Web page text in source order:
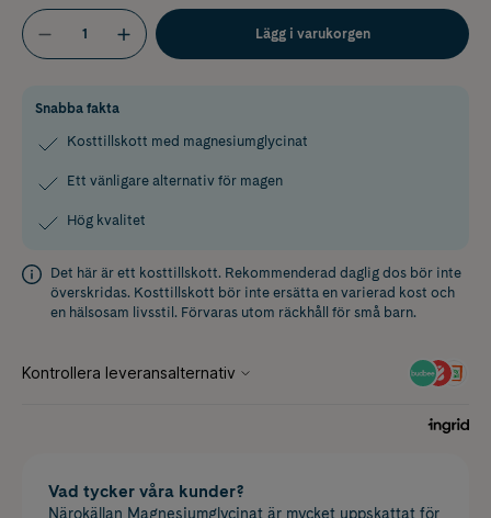
Lägg i varukorgen
Snabba fakta
Kosttillskott med magnesiumglycinat
Ett vänligare alternativ för magen
Hög kvalitet
Det här är ett kosttillskott. Rekommenderad daglig dos bör inte
överskridas. Kosttillskott bör inte ersätta en varierad kost och
en hälsosam livsstil. Förvaras utom räckhåll för små barn.
Vad tycker våra kunder?
Närokällan Magnesiumglycinat är mycket uppskattat för